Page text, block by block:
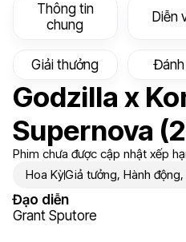
Thông tin
chung
Diễn
Giải thưởng
Godzilla x
Supernova
Phim chưa được cập nhật xếp
Hoa KỳGiả tưởng, Hành động,
Đạo diễn
Grant Sputore